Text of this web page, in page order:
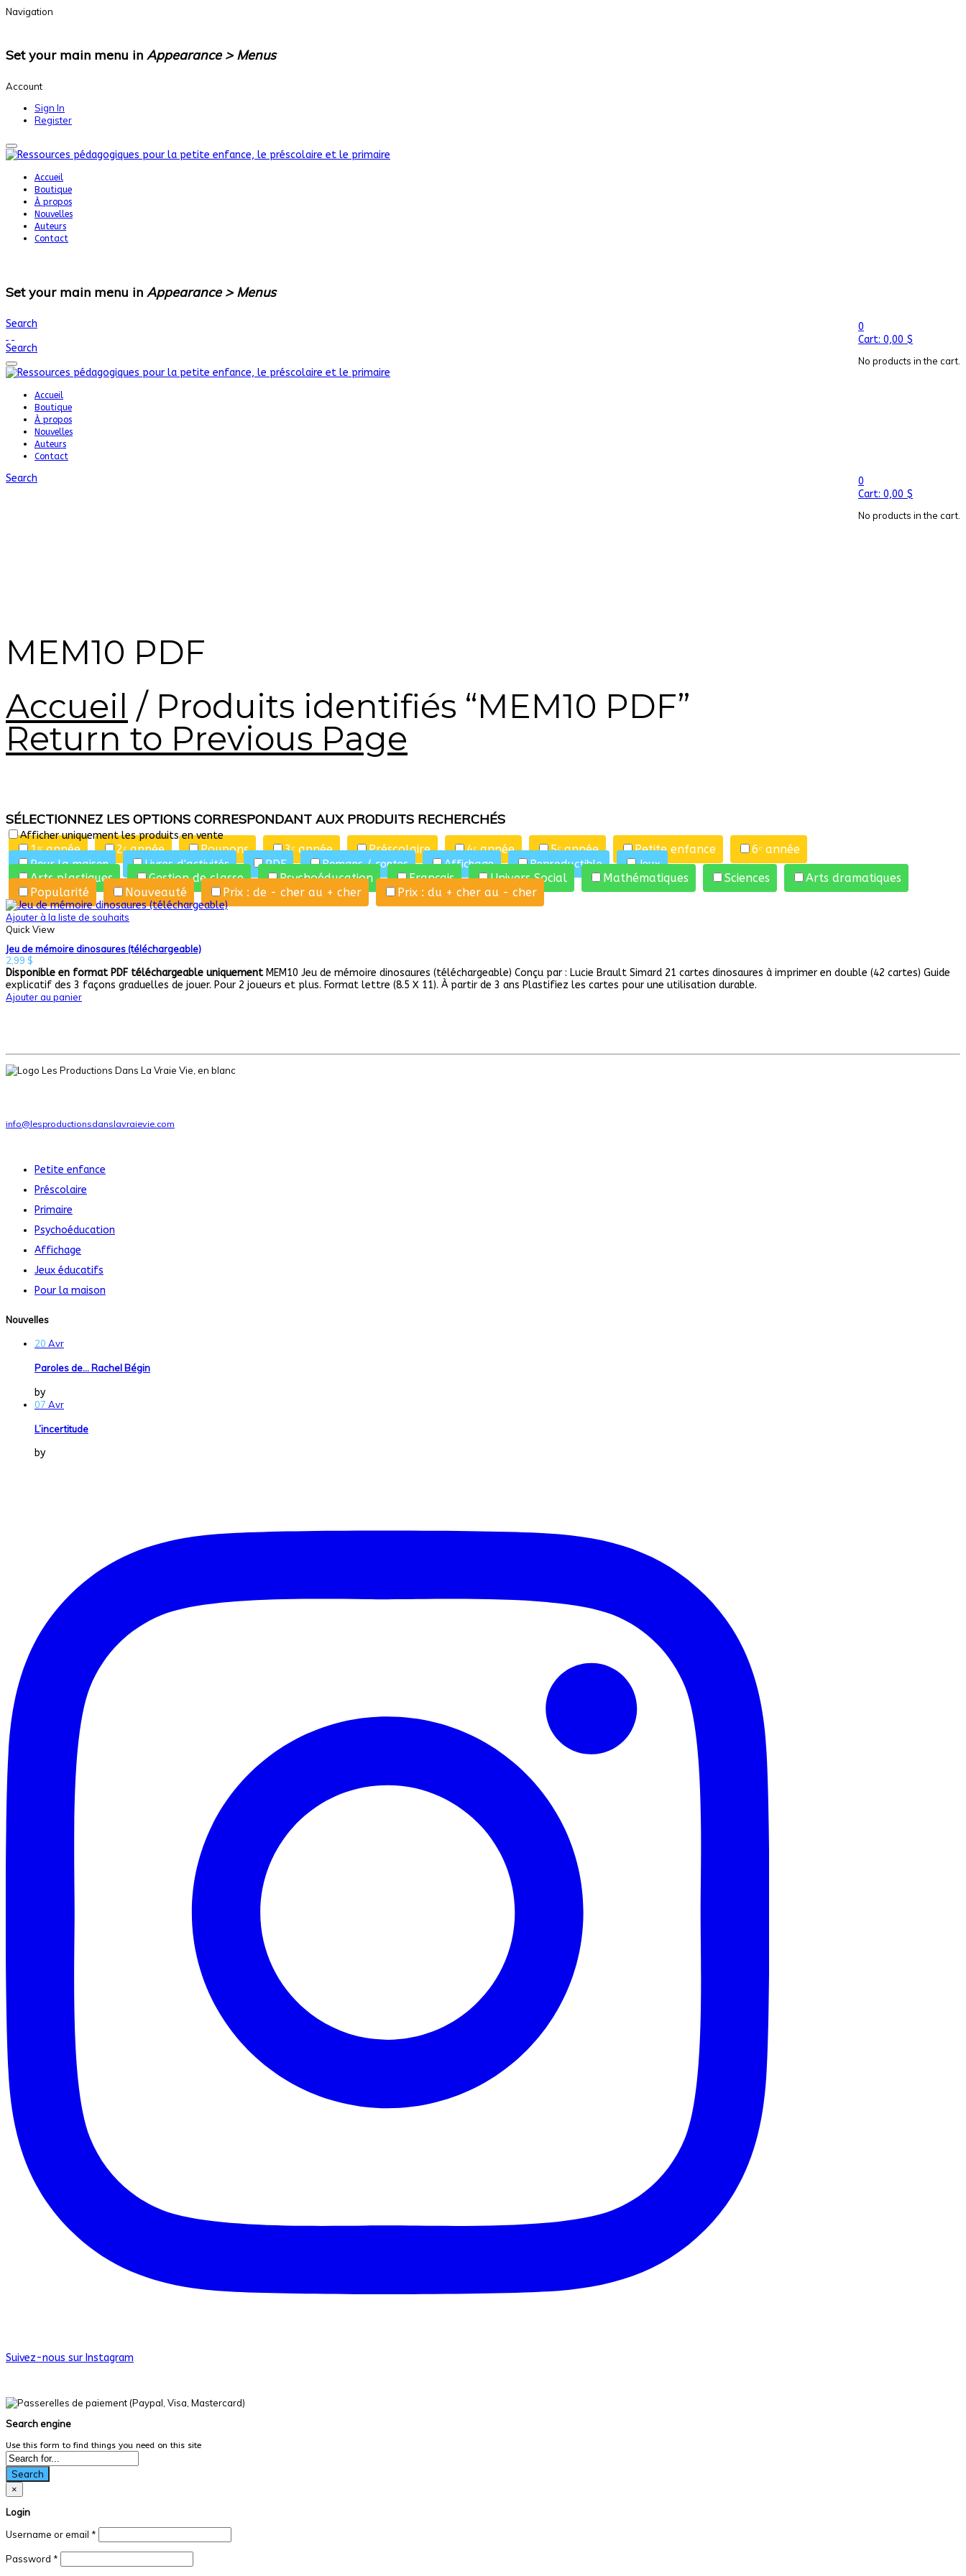
Navigation
Set your main menu in Appearance > Menus
Account
Sign In
Register
Accueil
Boutique
À propos
Nouvelles
Auteurs
Contact
Set your main menu in Appearance > Menus
0
Cart: 0,00 $
No products in the cart.
Search
Search
Accueil
Boutique
À propos
Nouvelles
Auteurs
Contact
0
Cart: 0,00 $
No products in the cart.
Search
MEM10 PDF
Accueil /Produits identifiés “MEM10 PDF”
Return to Previous Page
SÉLECTIONNEZ LES OPTIONS CORRESPONDANT AUX PRODUITS RECHERCHÉS
Afficher uniquement les produits en vente
1ʳᵉ année 2ᵉ année Poupons 3ᵉ année Préscolaire 4ᵉ année 5ᵉ année Petite enfance 6ᵉ année
Pour la maison Livres d'activités PDF Romans / contes Affichage Reproductible Jeux
Arts plastiques Gestion de classe Psychoéducation Français Univers Social Mathématiques Sciences
Arts dramatiques
Popularité
Nouveauté Prix : de - cher au + cher Prix : du + cher au - cher
Ajouter à la liste de souhaits
Quick View
Jeu de mémoire dinosaures (téléchargeable)
2,99 $
Disponible en format PDF téléchargeable uniquementMEM10 Jeu de mémoire dinosaures (téléchargeable) Conçu par : Lucie Brault Simard 21 cartes dinosaures à imprimer en double (42 cartes) Guide
explicatif des 3 façons graduelles de jouer. Pour 2 joueurs et plus. Format lettre (8.5 X 11). À partir de 3 ans Plastifiez les cartes pour une utilisation durable.
Ajouter au panier
info@lesproductionsdanslavraievie.com
Petite enfance
Préscolaire
Primaire
Psychoéducation
Affichage
Jeux éducatifs
Pour la maison
Nouvelles
20 Avr
Paroles de… Rachel Bégin
by
07 Avr
L’incertitude
by
Suivez-nous sur Instagram
Search engine
Use this form to find things you need on this site
Search
×
Login
Username or email *
Password *